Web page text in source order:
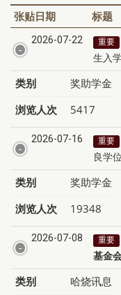
张贴日期
标题
2026-07-22 重要
生入
类别
奖助学金
浏览人次
5417
2026-07-16 重要
良学
类别
奖助学金
浏览人次
19348
2026-07-08 重要
基金
类别
哈烧讯息